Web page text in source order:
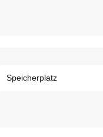
Speicherplatz